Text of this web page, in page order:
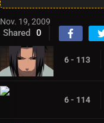
Nov. 19, 2009
Shared 0
6 - 113
6 - 114